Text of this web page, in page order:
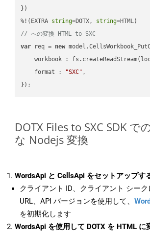
})
%!(EXTRA string=DOTX, string
// への変換 HTML to SXC
var req = new
workbook :
format : "SXC" ,
DOTX Files to SXC SDK で
な Nodejs 変換
WordsApi と CellsApi をセットアップす
クライアント ID、クライアント シー
URL、API バージョンを使用して、
を初期化します
WordsApi を使用して DOTX を HTML に